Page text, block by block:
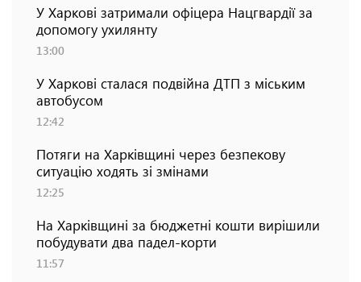
У Харкові затримали офіцера Нацгвардії за
допомогу ухилянту
13:00
У Харкові сталася подвійна ДТП з міським
автобусом
12:42
Потяги на Харківщині через безпекову
ситуацію ходять зі змінами
12:25
На Харківщині за бюджетні кошти вирішили
побудувати два падел-корти
11:57